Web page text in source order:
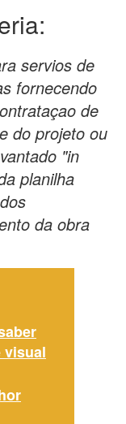
servios de
fornecendo
de
do projeto ou
"in
planilha
da obra
visual